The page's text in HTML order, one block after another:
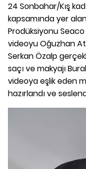
24 Sonbahar/Kış
kapsamında yer
Prodüksiyonu
videoyu Oğuzhan
Serkan Özalp
saçı ve makyajı
videoya eşlik eden
hazırlandı ve